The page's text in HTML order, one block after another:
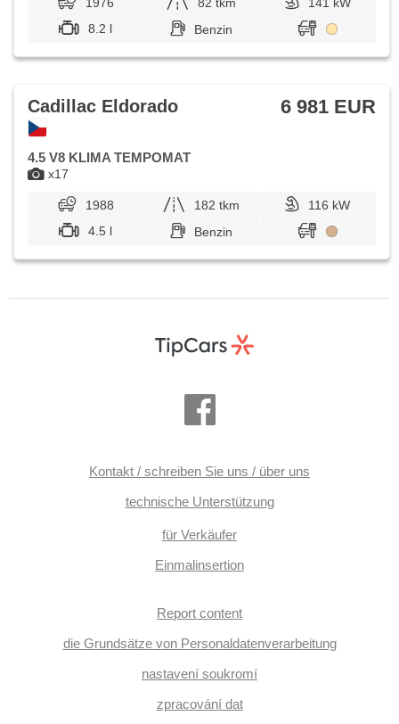
8.2 l
Benzin
x17
Cadillac Eldorado 6 981 EUR
4.5 V8 KLIMA TEMPOMAT
1988 182 tkm
116 kW
4.5 l
Benzin
Kontakt / schreiben Sie uns / über uns
technische Unterstützung
für Verkäufer
Einmalinsertion
Report content
die Grundsätze von Personaldatenverarbeitung
nastavení soukromí
zpracování dat